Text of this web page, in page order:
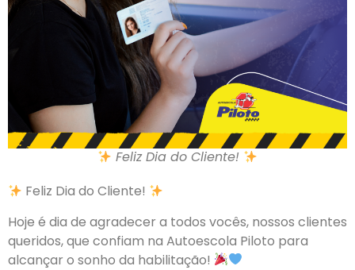
Feliz Dia do Cliente!
Feliz Dia do Cliente!
Hoje é dia de agradecer a todos vocês, nossos clientes
queridos, que confiam na Autoescola Piloto para
alcançar o sonho da habilitação!